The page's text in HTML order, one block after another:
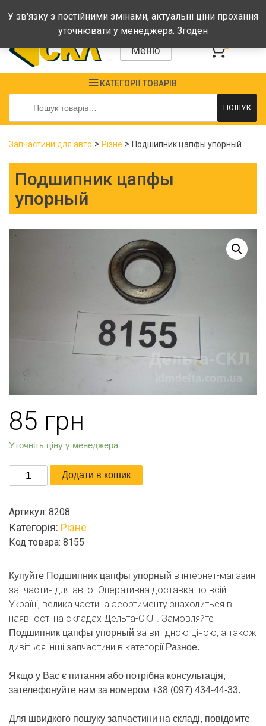
Графік: Пн-Пт: 08:00-17:00, Сб-Нд - вихідні
Меню
КАТЕГОРІЇ ТОВАРІВ
Шукати:
ПОШУК
Запчастини для авто > Різне > Подшипник цапфы упорный
Подшипник цапфы
упорный
85 грн
Уточніть ціну у менеджера
Подшипник
цапфы
кількість
Додати в кошик
Артикул: 8208
Категорія: Різне
Код товара: 8155
Купуйте Подшипник цапфы упорный в інтернет-магазині
запчастин для авто. Оперативна доставка по всій
Україні, велика частина асортименту знаходиться в
наявності на складах Дельта-СКЛ. Замовляйте
Подшипник цапфы упорный за вигідною ціною, а також
дивіться інші запчастини в категоріїРазное.
Якщо у Вас є питання або потрібна консультація,
зателефонуйте нам за номером +38 (097) 434-44-33.
Для швидкого пошуку запчастини на складі, повідомте
У зв'язку з постійними змінами, актуальні ціни прохання
уточнювати у менеджера. Згоден